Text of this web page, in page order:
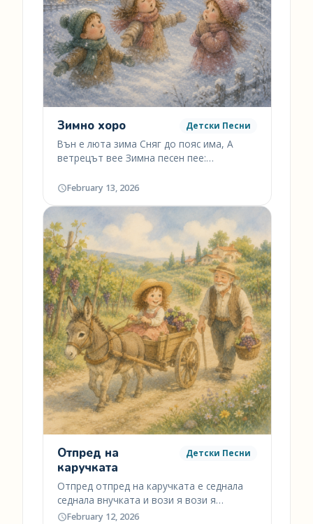
Зимно хоро Детски Песни
Вън е люта зима Сняг до пояс има, А
ветрецът вее Зимна песен пее:…
February 13, 2026
Отпред на
каручката
Детски Песни
Отпред отпред на каручката е седнала
седнала внучката и вози я вози я
Марето…
February 12, 2026